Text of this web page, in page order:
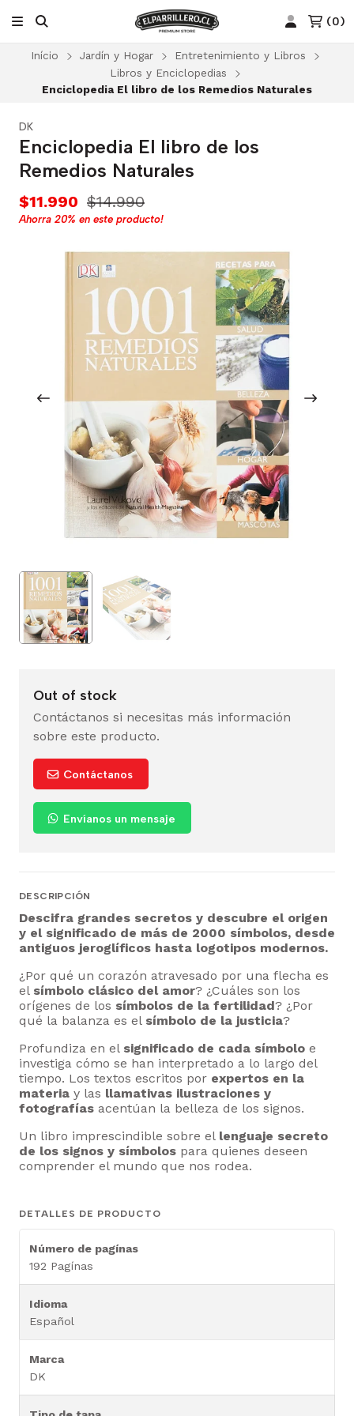
(0)
Início Jardín y Hogar
Entretenimiento y Libros
Libros y Enciclopedias
Enciclopedia El libro de los Remedios Naturales
DK
Enciclopedia El libro de los
Remedios Naturales
$11.990 $14.990
Ahorra 20% en este producto!
Out of stock
Contáctanos si necesitas más información
sobre este producto.
Contáctanos
Envíanos un mensaje
DESCRIPCIÓN
Descifra grandes secretos y descubre el origen
y el significado de más de 2000 símbolos, desde
antiguos jeroglíficos hasta logotipos modernos.
¿Por qué un corazón atravesado por una flecha es
el símbolo clásico del amor? ¿Cuáles son los
orígenes de los símbolos de la fertilidad? ¿Por
qué la balanza es el símbolo de la justicia?
Profundiza en el significado de cada símbolo e
investiga cómo se han interpretado a lo largo del
tiempo. Los textos escritos por expertos en la
materia y las llamativas ilustraciones y
fotografías acentúan la belleza de los signos.
Un libro imprescindible sobre el lenguaje secreto
de los signos y símbolos para quienes deseen
comprender el mundo que nos rodea.
DETALLES DE PRODUCTO
Número de pagínas
192 Pagínas
Idioma
Español
Marca
DK